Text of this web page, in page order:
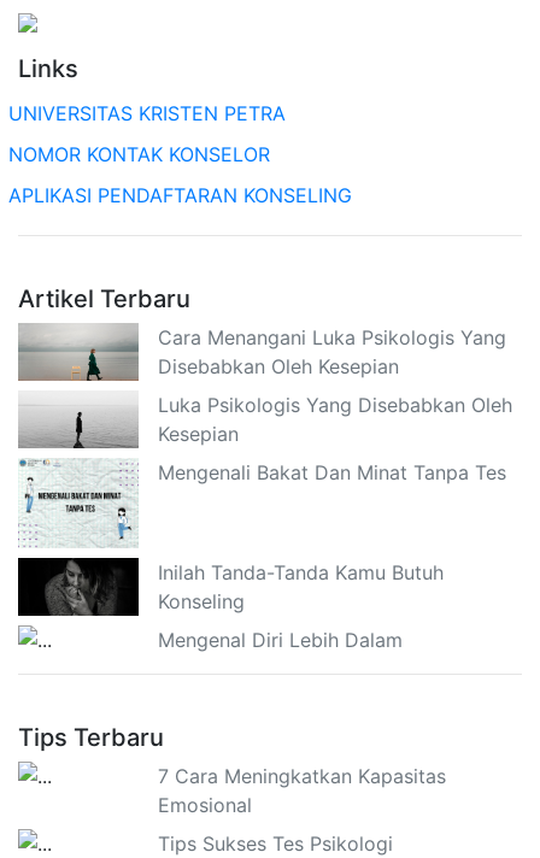
Links
UNIVERSITAS KRISTEN PETRA
NOMOR KONTAK KONSELOR
APLIKASI PENDAFTARAN KONSELING
Artikel Terbaru
Cara Menangani Luka Psikologis Yang
Disebabkan Oleh Kesepian
Luka Psikologis Yang Disebabkan Oleh
Kesepian
Mengenali Bakat Dan Minat Tanpa Tes
Inilah Tanda-Tanda Kamu Butuh
Konseling
Mengenal Diri Lebih Dalam
Tips Terbaru
7 Cara Meningkatkan Kapasitas
Emosional
Tips Sukses Tes Psikologi